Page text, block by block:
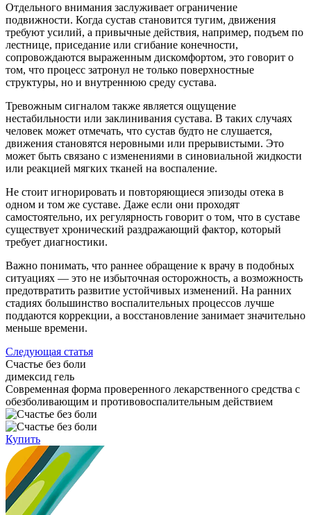
Отдельного внимания заслуживает ограничение
подвижности. Когда сустав становится тугим, движения
требуют усилий, а привычные действия, например, подъем по
лестнице, приседание или сгибание конечности,
сопровождаются выраженным дискомфортом, это говорит о
том, что процесс затронул не только поверхностные
структуры, но и внутреннюю среду сустава.
Тревожным сигналом также является ощущение
нестабильности или заклинивания сустава. В таких случаях
человек может отмечать, что сустав будто не слушается,
движения становятся неровными или прерывистыми. Это
может быть связано с изменениями в синовиальной жидкости
или реакцией мягких тканей на воспаление.
Не стоит игнорировать и повторяющиеся эпизоды отека в
одном и том же суставе. Даже если они проходят
самостоятельно, их регулярность говорит о том, что в суставе
существует хронический раздражающий фактор, который
требует диагностики.
Важно понимать, что раннее обращение к врачу в подобных
ситуациях — это не избыточная осторожность, а возможность
предотвратить развитие устойчивых изменений. На ранних
стадиях большинство воспалительных процессов лучше
поддаются коррекции, а восстановление занимает значительно
меньше времени.
Следующая статья
Счастье без боли
димексид гель
Cовременная форма проверенного лекарственного средства с
обезболивающим и противовоспалительным действием
Купить